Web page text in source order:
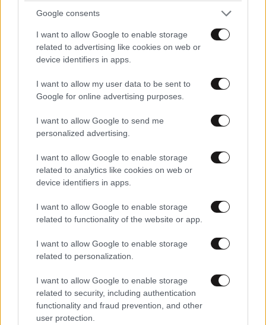
Google consents
I want to allow Google to enable storage
related to advertising like cookies on web or
device identifiers in apps.
I want to allow my user data to be sent to
Google for online advertising purposes.
I want to allow Google to send me
personalized advertising.
I want to allow Google to enable storage
related to analytics like cookies on web or
device identifiers in apps.
I want to allow Google to enable storage
related to functionality of the website or app.
I want to allow Google to enable storage
related to personalization.
I want to allow Google to enable storage
related to security, including authentication
functionality and fraud prevention, and other
user protection.
ΣΧΌΛΙΑ ΑΝΑΓΝΩΣΤΏΝ
ΠΡΟΣΘΕΣΤΕ ΤΟ ΣΧΟΛΙΟ ΣΑΣ